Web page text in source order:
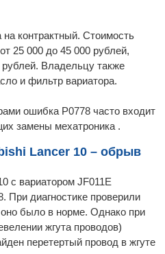
контрактный. Стоимость
25 000 до 45 000 рублей,
рублей. Владельцу также
и фильтр вариатора.
ошибка P0778 часто входит
замены мехатроника .
Lancer 10 – обрыв
с вариатором JF011E
При диагностике проверили
было в норме. Однако при
жгута проводов)
перетертый провод в жгуте